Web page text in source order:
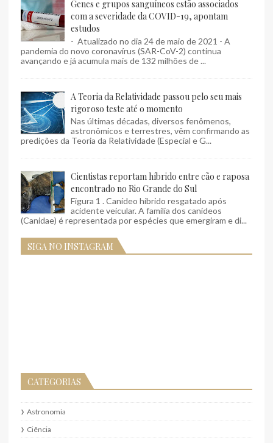
Genes e grupos sanguíneos estão associados
com a severidade da COVID-19, apontam
estudos
- Atualizado no dia 24 de maio de 2021 - A
pandemia do novo coronavírus (SAR-CoV-2) continua
avançando e já acumula mais de 132 milhões de ...
A Teoria da Relatividade passou pelo seu mais
rigoroso teste até o momento
Nas últimas décadas, diversos fenômenos,
astronômicos e terrestres, vêm confirmando as
predições da Teoria da Relatividade (Especial e G...
Cientistas reportam híbrido entre cão e raposa
encontrado no Rio Grande do Sul
Figura 1 . Canídeo híbrido resgatado após
acidente veicular. A família dos canídeos
(Canidae) é representada por espécies que emergiram e di...
SIGA NO INSTAGRAM
CATEGORIAS
Astronomia
Ciência